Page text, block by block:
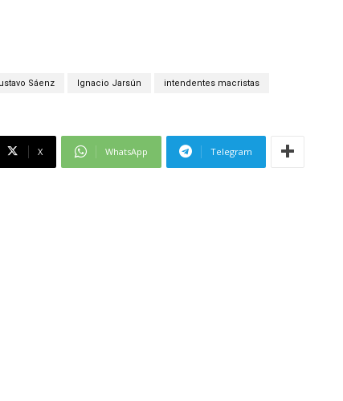
Sáenz Ignacio Jarsún intendentes macristas
X WhatsApp Telegram